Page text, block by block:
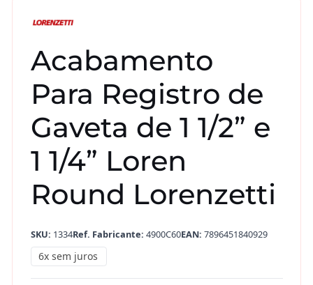
Acabamento
Para Registro de
Gaveta de 1 1/2” e
1 1/4” Loren
Round Lorenzetti
SKU: 1334Ref. Fabricante: 4900C60EAN: 7896451840929
6x sem juros